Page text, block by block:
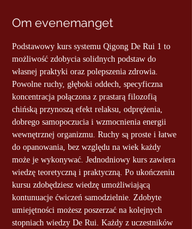
Om evenemanget
Podstawowy kurs systemu Qigong De Rui 1 to
możliwość zdobycia solidnych podstaw do
własnej praktyki oraz polepszenia zdrowia.
Powolne ruchy, głęboki oddech, specyficzna
koncentracja połączona z prastarą filozofią
chińską przynoszą efekt relaksu, odprężenia,
dobrego samopoczucia i wzmocnienia energii
wewnętrznej organizmu. Ruchy są proste i łatwe
do opanowania, bez względu na wiek każdy
może je wykonywać. Jednodniowy kurs zawiera
wiedzę teoretyczną i praktyczną. Po ukończeniu
kursu zdobędziesz wiedzę umożliwiającą
kontunuacje ćwiczeń samodzielnie. Zdobyte
umiejętności możesz poszerzać na kolejnych
stopniach wiedzy De Rui. Każdy z uczestników